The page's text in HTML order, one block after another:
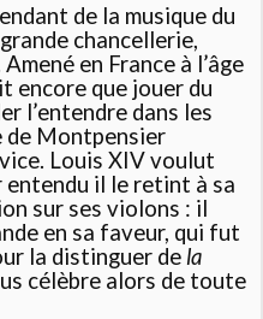
de la musique du
chancellerie,
en France à l’âge
encore que jouer du
l’entendre dans les
de Montpensier
Louis XIV voulut
entendu il le retint à sa
sur ses violons : il
en sa faveur, qui fut
la distinguer de la
célèbre alors de toute